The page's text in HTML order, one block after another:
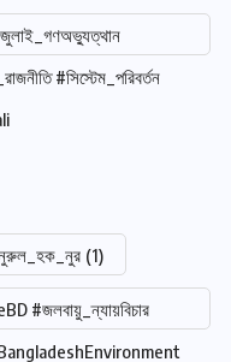
#জুলাই_গণঅভ্যুত্থান
#সিস্টেম_পরিবর্তন
(1)
#জলবায়ু_ন্যায়বিচার